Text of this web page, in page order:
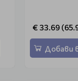
€ 33.69
Добави